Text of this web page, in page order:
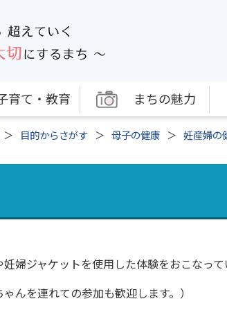
育て・教育 まちの魅力
目的からさがす 母子の健康 妊産婦の
婦ジャケットを使用した体験をおこなって
んを連れての参加も歓迎します。）